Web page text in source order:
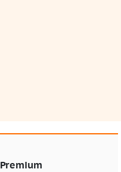
Premium